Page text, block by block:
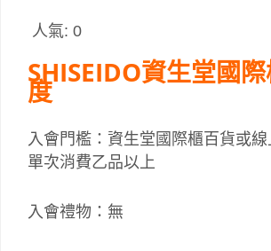
人氣: 0
SHISEIDO資生堂國
度
入會門檻：資生堂國際櫃百貨或線
單次消費乙品以上
入會禮物：無